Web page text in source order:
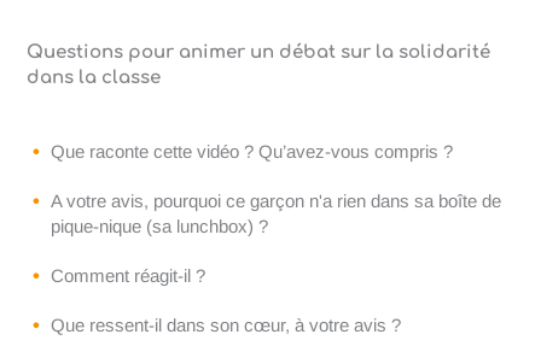
Questions pour animer un débat sur la solidarité
dans la classe
Que raconte cette vidéo ? Qu’avez-vous compris ?
A votre avis, pourquoi ce garçon n'a rien dans sa boîte de
pique-nique (sa lunchbox) ?
Comment réagit-il ?
Que ressent-il dans son cœur, à votre avis ?